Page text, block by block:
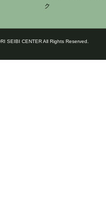
ク
SEIBI CENTER All Rights Reserved.